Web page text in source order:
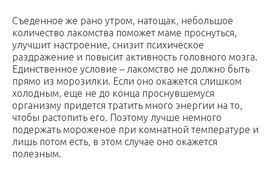
Съеденное же рано утром, натощак, небольшое
количество лакомства поможет маме проснуться,
улучшит настроение, снизит психическое
раздражение и повысит активность головного мозга.
Единственное условие – лакомство не должно быть
прямо из морозилки. Если оно окажется слишком
холодным, еще не до конца проснувшемуся
организму придется тратить много энергии на то,
чтобы растопить его. Поэтому лучше немного
подержать мороженое при комнатной температуре и
лишь потом есть, в этом случае оно окажется
полезным.